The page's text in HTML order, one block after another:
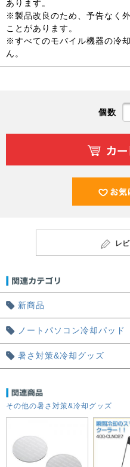
あります。
※製品改良のため、予告なく
ことがあります。
※すべてのモバイル機器の冷
ん。
個数
レ
新商品
ノートパソコン冷却パッド
暑さ対策&冷却グッズ
その他の暑さ対策&冷却グッズ